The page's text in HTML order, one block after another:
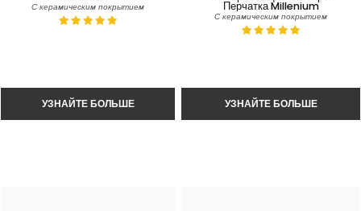
С керамическим покрытием Перчатка Millenium
С керамическим покрытием